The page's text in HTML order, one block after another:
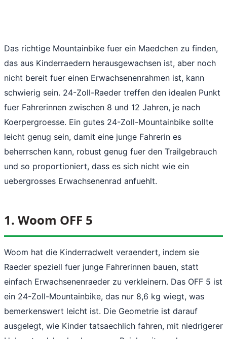
Das richtige Mountainbike fuer ein Maedchen zu finden,
das aus Kinderraedern herausgewachsen ist, aber noch
nicht bereit fuer einen Erwachsenenrahmen ist, kann
schwierig sein. 24-Zoll-Raeder treffen den idealen Punkt
fuer Fahrerinnen zwischen 8 und 12 Jahren, je nach
Koerpergroesse. Ein gutes 24-Zoll-Mountainbike sollte
leicht genug sein, damit eine junge Fahrerin es
beherrschen kann, robust genug fuer den Trailgebrauch
und so proportioniert, dass es sich nicht wie ein
uebergrosses Erwachsenenrad anfuehlt.
1. Woom OFF 5
Woom hat die Kinderradwelt veraendert, indem sie
Raeder speziell fuer junge Fahrerinnen bauen, statt
einfach Erwachsenenraeder zu verkleinern. Das OFF 5 ist
ein 24-Zoll-Mountainbike, das nur 8,6 kg wiegt, was
bemerkenswert leicht ist. Die Geometrie ist darauf
ausgelegt, wie Kinder tatsaechlich fahren, mit niedrigerer